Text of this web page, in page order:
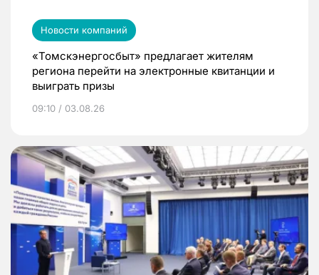
Новости компаний
«Томскэнергосбыт» предлагает жителям
региона перейти на электронные квитанции и
выиграть призы
09:10 / 03.08.26